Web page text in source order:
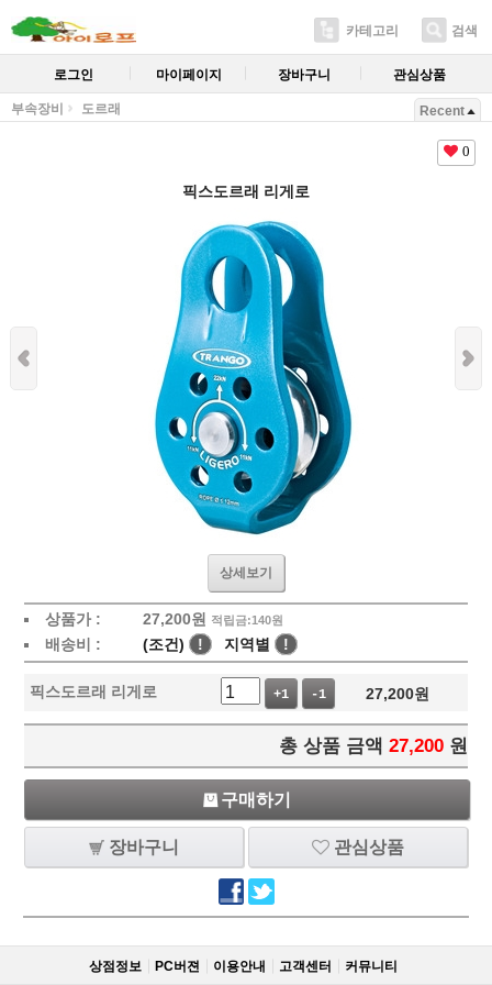
카테고리 검색
로그인 마이페이지 장바구니 관심상품
부속장비 도르래 Recent
0
픽스도르래 리게로
상세보기
상품가 : 27,200원 적립금:140원
배송비 : (조건) ! 지역별 !
픽스도르래 리게로 +1 -1 27,200원
총 상품 금액 27,200 원
구매하기
장바구니 관심상품
상점정보 PC버젼 이용안내 고객센터 커뮤니티